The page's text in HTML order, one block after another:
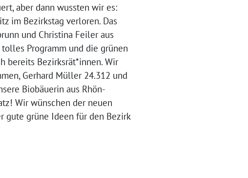
aber dann wussten wir es:
im Bezirkstag verloren. Das
und Christina Feiler aus
Programm und die grünen
bereits Bezirksrät*innen. Wir
Gerhard Müller 24.312 und
Biobäuerin aus Rhön-
Wir wünschen der neuen
gute grüne Ideen für den Bezirk